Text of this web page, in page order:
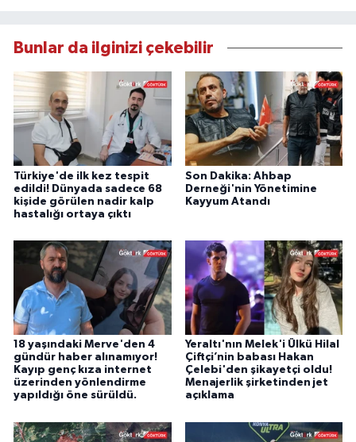
Bunlar da ilginizi çekebilir
Türkiye'de ilk kez tespit
edildi! Dünyada sadece 68
kişide görülen nadir kalp
hastalığı ortaya çıktı
Son Dakika: Ahbap
Derneği'nin Yönetimine
Kayyum Atandı
18 yaşındaki Merve'den 4
gündür haber alınamıyor!
Kayıp genç kıza internet
üzerinden yönlendirme
yapıldığı öne sürüldü.
Yeraltı'nın Melek'i Ülkü Hilal
Çiftçi’nin babası Hakan
Çelebi'den şikayetçi oldu!
Menajerlik şirketinden jet
açıklama